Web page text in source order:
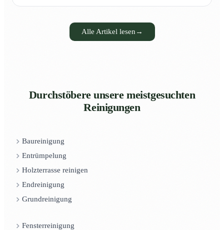
Alle Artikel lesen →
Durchstöbere unsere meistgesuchten
Reinigungen
Baureinigung
Entrümpelung
Holzterrasse reinigen
Endreinigung
Grundreinigung
Fensterreinigung